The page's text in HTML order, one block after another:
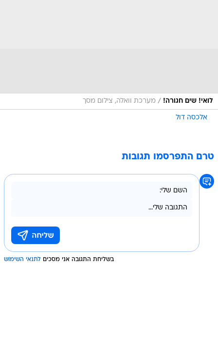
לואי! שים חגורה! / מערכת וואלה, צילום מסך
אלכסה דול
טרם התפרסמו תגובות
בשליחת התגובה אני מסכים לתנאי השימוש